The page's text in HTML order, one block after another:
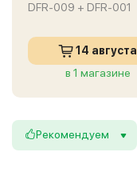
DFR-009 + DFR-001
14 августа
в 1 магазине
Рекомендуем